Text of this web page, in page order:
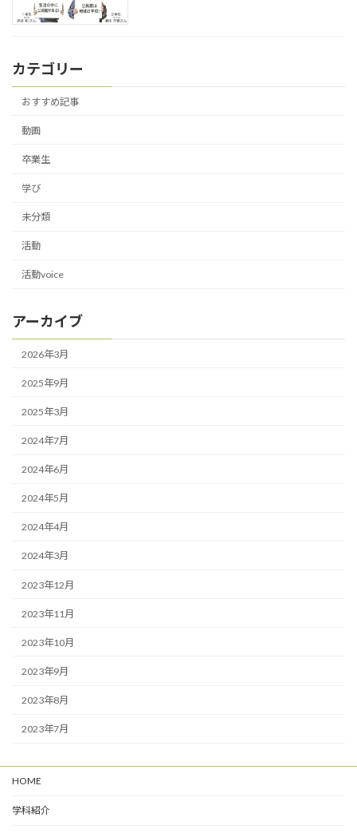
カテゴリー
おすすめ記事
動画
卒業生
学び
未分類
活動
活動voice
アーカイブ
2026年3月
2025年9月
2025年3月
2024年7月
2024年6月
2024年5月
2024年4月
2024年3月
2023年12月
2023年11月
2023年10月
2023年9月
2023年8月
2023年7月
HOME
学科紹介